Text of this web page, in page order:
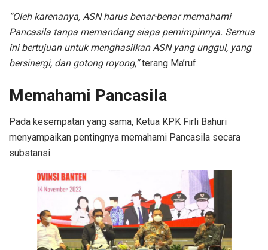
“Oleh karenanya, ASN harus benar-benar memahami
Pancasila tanpa memandang siapa pemimpinnya. Semua
ini bertujuan untuk menghasilkan ASN yang unggul, yang
bersinergi, dan gotong royong,”terang Ma’ruf.
Memahami Pancasila
Pada kesempatan yang sama, Ketua KPK Firli Bahuri
menyampaikan pentingnya memahami Pancasila secara
substansi.